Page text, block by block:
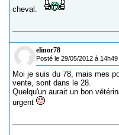
cheval.
elinor78
Posté le 29/05/2012 à 14h49
Moi je suis du 78, mais mes
vente, sont dans le 28.
Quelqu'un aurait un bon
urgent